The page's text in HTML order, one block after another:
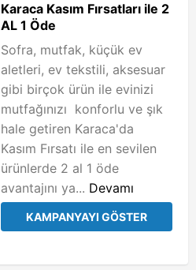
Karaca Kasım Fırsatları ile 2
AL 1 Öde
Sofra, mutfak, küçük ev
aletleri, ev tekstili, aksesuar
gibi birçok ürün ile evinizi
mutfağınızı konforlu ve şık
hale getiren Karaca'da
Kasım Fırsatı ile en sevilen
ürünlerde 2 al 1 öde
avantajını ya... Devamı
KAMPANYAYI GÖSTER